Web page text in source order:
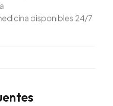
disponibles 24/7